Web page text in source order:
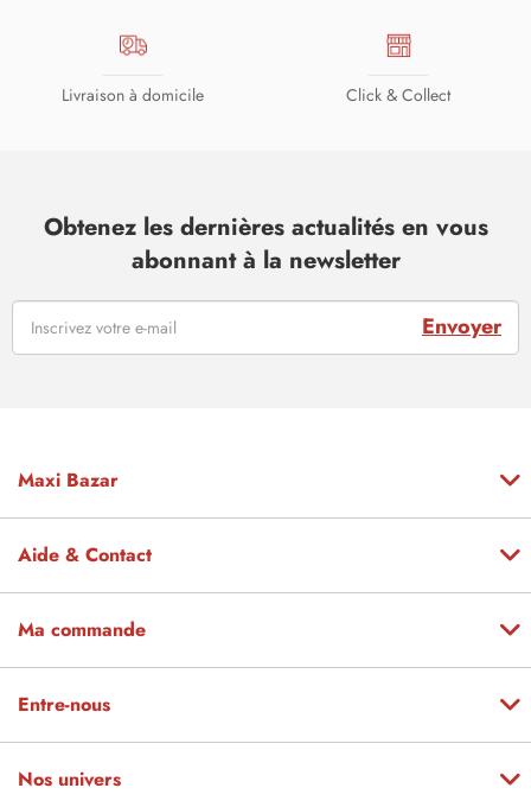
Livraison à domicile Click & Collect
Obtenez les dernières actualités en vous
abonnant à la newsletter
Envoyer
Maxi Bazar
Aide & Contact
Ma commande
Entre-nous
Nos univers